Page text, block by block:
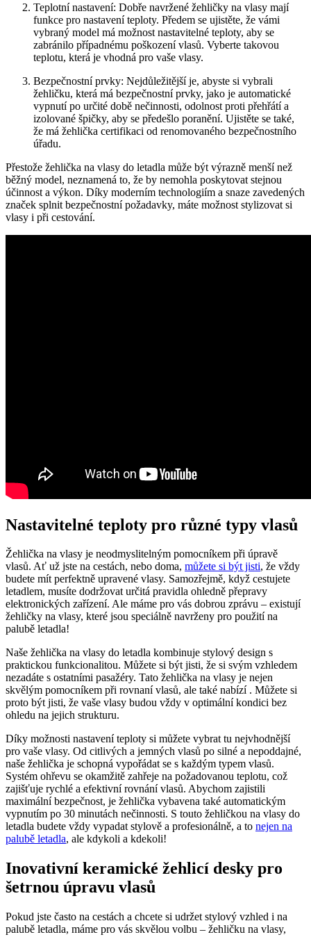
Teplotní nastavení: Dobře navržené žehličky na vlasy mají
funkce pro nastavení teploty. Předem se ujistěte, že vámi
vybraný model má možnost nastavitelné teploty, aby se
zabránilo případnému poškození vlasů. Vyberte takovou
teplotu, která je vhodná pro vaše vlasy.
Bezpečnostní prvky: Nejdůležitější je, abyste si vybrali
žehličku, která má bezpečnostní prvky, jako je automatické
vypnutí po určité době nečinnosti, odolnost proti přehřátí a
izolované špičky, aby se předešlo poranění. Ujistěte se také,
že má žehlička certifikaci od renomovaného bezpečnostního
úřadu.
Přestože žehlička na vlasy do letadla může být výrazně menší než
běžný model, neznamená to, že by nemohla poskytovat stejnou
účinnost a výkon. Díky moderním technologiím a snaze zavedených
značek splnit bezpečnostní požadavky, máte možnost stylizovat si
vlasy i při cestování.
Nastavitelné teploty pro různé typy vlasů
Žehlička na vlasy je neodmyslitelným pomocníkem při úpravě
vlasů. Ať už jste na cestách, nebo doma, můžete si být jisti, že vždy
budete mít perfektně upravené vlasy. Samozřejmě, když cestujete
letadlem, musíte dodržovat určitá pravidla ohledně přepravy
elektronických zařízení. Ale máme pro vás dobrou zprávu – existují
žehličky na vlasy, které jsou speciálně navrženy pro použití na
palubě letadla!
Naše žehlička na vlasy do letadla kombinuje stylový design s
praktickou funkcionalitou. Můžete si být jisti, že si svým vzhledem
nezadáte s ostatními pasažéry. Tato žehlička na vlasy je nejen
skvělým pomocníkem při rovnaní vlasů, ale také nabízí . Můžete si
proto být jisti, že vaše vlasy budou vždy v optimální kondici bez
ohledu na jejich strukturu.
Díky možnosti nastavení teploty si můžete vybrat tu nejvhodnější
pro vaše vlasy. Od citlivých a jemných vlasů po silné a nepoddajné,
naše žehlička je schopná vypořádat se s každým typem vlasů.
Systém ohřevu se okamžitě zahřeje na požadovanou teplotu, což
zajišťuje rychlé a efektivní rovnání vlasů. Abychom zajistili
maximální bezpečnost, je žehlička vybavena také automatickým
vypnutím po 30 minutách nečinnosti. S touto žehličkou na vlasy do
letadla budete vždy vypadat stylově a profesionálně, a to nejen na
palubě letadla, ale kdykoli a kdekoli!
Inovativní keramické žehlicí desky pro
šetrnou úpravu vlasů
Pokud jste často na cestách a chcete si udržet stylový vzhled i na
palubě letadla, máme pro vás skvělou volbu – žehličku na vlasy,